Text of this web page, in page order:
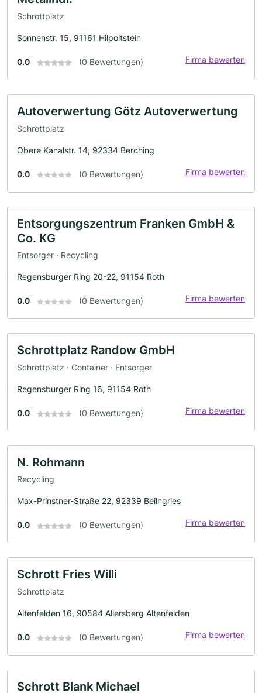
Schrottplatz
Sonnenstr. 15, 91161 Hilpoltstein
0.0 (0 Bewertungen) Firma bewerten
Autoverwertung Götz Autoverwertung
Schrottplatz
Obere Kanalstr. 14, 92334 Berching
0.0 (0 Bewertungen) Firma bewerten
Entsorgungszentrum Franken GmbH &
Co. KG
Entsorger · Recycling
Regensburger Ring 20-22, 91154 Roth
0.0 (0 Bewertungen) Firma bewerten
Schrottplatz Randow GmbH
Schrottplatz · Container · Entsorger
Regensburger Ring 16, 91154 Roth
0.0 (0 Bewertungen) Firma bewerten
N. Rohmann
Recycling
Max-Prinstner-Straße 22, 92339 Beilngries
0.0 (0 Bewertungen) Firma bewerten
Schrott Fries Willi
Schrottplatz
Altenfelden 16, 90584 Allersberg Altenfelden
0.0 (0 Bewertungen) Firma bewerten
Schrott Blank Michael